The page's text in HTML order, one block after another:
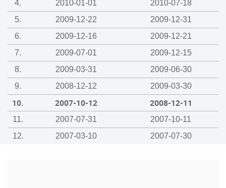
4.
2010-01-01
2010-07-18
5.
2009-12-22
2009-12-31
6.
2009-12-16
2009-12-21
7.
2009-07-01
2009-12-15
8.
2009-03-31
2009-06-30
9.
2008-12-12 2009-03-30
10. 2007-10-12 2008-12-11
11. 2007-07-31
2007-10-11
12.
2007-03-10 2007-07-30